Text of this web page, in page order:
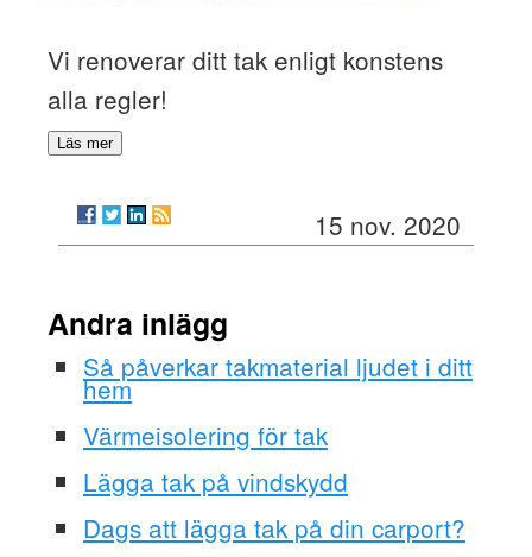
Vi renoverar ditt tak enligt konstens
alla regler!
Läs mer
15 nov. 2020
Andra inlägg
Så påverkar takmaterial ljudet i ditt
hem
Värmeisolering för tak
Lägga tak på vindskydd
Dags att lägga tak på din carport?